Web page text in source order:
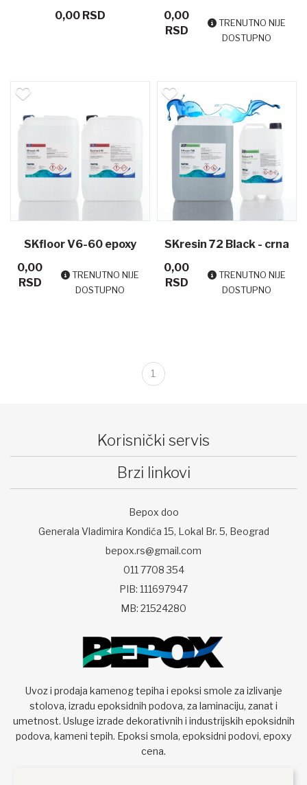
smola za podove
0,00 RSD smola za podove
0,00
RSD
TRENUTNO NIJE
DOSTUPNO
SKfloor V6-60 epoxy
smola za podove
0,00
RSD
TRENUTNO NIJE
DOSTUPNO
SKresin 72 Black - crna
epoksi smola za izlivanje
0,00
RSD
TRENUTNO NIJE
DOSTUPNO
1
Korisnički servis
Brzi linkovi
Bepox doo
Generala Vladimira Kondića 15, Lokal Br. 5, Beograd
bepox.rs@gmail.com
011 7708 354
PIB: 111697947
MB: 21524280
Uvoz i prodaja kamenog tepiha i epoksi smole za izlivanje
stolova, izradu epoksidnih podova, za laminaciju, zanat i
umetnost. Usluge izrade dekorativnih i industrijskih epoksidnih
podova, kameni tepih. Epoksi smola, epoksidni podovi, epoxy
cena.